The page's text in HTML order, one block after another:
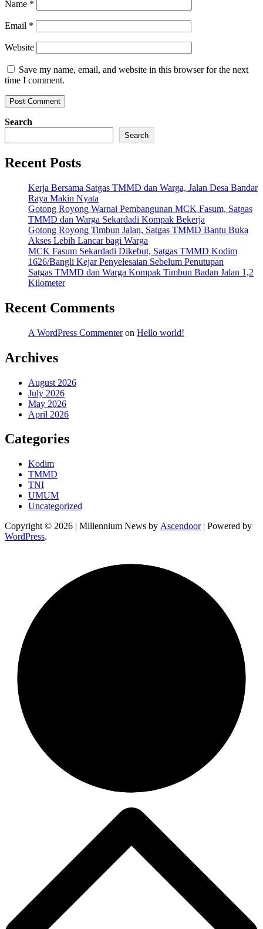
Name *
Email *
Website
Save my name, email, and website in this browser for the next
time I comment.
Search
Search
Recent Posts
Kerja Bersama Satgas TMMD dan Warga, Jalan Desa Bandar
Raya Makin Nyata
Gotong Royong Warnai Pembangunan MCK Fasum, Satgas
TMMD dan Warga Sekardadi Kompak Bekerja
Gotong Royong Timbun Jalan, Satgas TMMD Bantu Buka
Akses Lebih Lancar bagi Warga
MCK Fasum Sekardadi Dikebut, Satgas TMMD Kodim
1626/Bangli Kejar Penyelesaian Sebelum Penutupan
Satgas TMMD dan Warga Kompak Timbun Badan Jalan 1,2
Kilometer
Recent Comments
A WordPress Commenteron Hello world!
Archives
August 2026
July 2026
May 2026
April 2026
Categories
Kodim
TMMD
TNI
UMUM
Uncategorized
Copyright © 2026 | Millennium News by Ascendoor| Powered by
WordPress.